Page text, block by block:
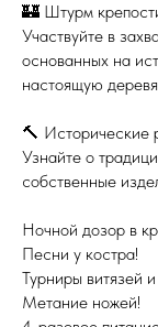
🏰 Штурм
Участвуйте в
основанных на
настоящую
🔨 Исторические
Узнайте о
собственные
Ночной дозор в
Песни у костра!
Турниры витязей
Метание ножей!